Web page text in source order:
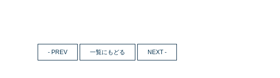
- PREV 一覧にもどる NEXT -